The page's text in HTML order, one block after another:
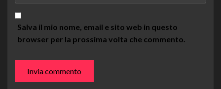
Salva il mio nome, email e sito web in questo
browser per la prossima volta che commento.